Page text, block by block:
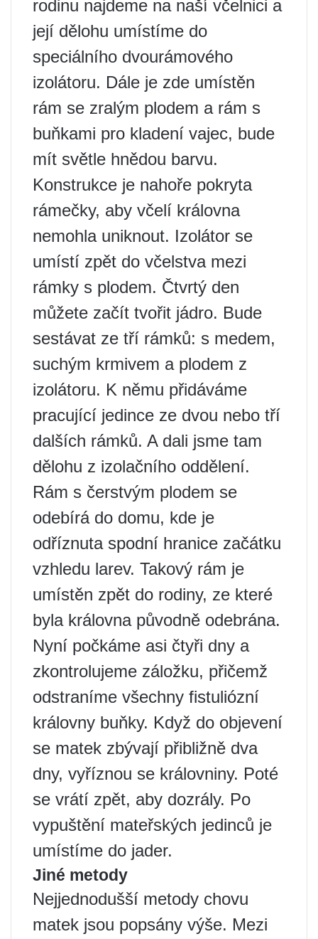
rodinu najdeme na naší včelnici a
její dělohu umístíme do
speciálního dvourámového
izolátoru. Dále je zde umístěn
rám se zralým plodem a rám s
buňkami pro kladení vajec, bude
mít světle hnědou barvu.
Konstrukce je nahoře pokryta
rámečky, aby včelí královna
nemohla uniknout. Izolátor se
umístí zpět do včelstva mezi
rámky s plodem. Čtvrtý den
můžete začít tvořit jádro. Bude
sestávat ze tří rámků: s medem,
suchým krmivem a plodem z
izolátoru. K němu přidáváme
pracující jedince ze dvou nebo tří
dalších rámků. A dali jsme tam
dělohu z izolačního oddělení.
Rám s čerstvým plodem se
odebírá do domu, kde je
odříznuta spodní hranice začátku
vzhledu larev. Takový rám je
umístěn zpět do rodiny, ze které
byla královna původně odebrána.
Nyní počkáme asi čtyři dny a
zkontrolujeme záložku, přičemž
odstraníme všechny fistuliózní
královny buňky. Když do objevení
se matek zbývají přibližně dva
dny, vyříznou se královniny. Poté
se vrátí zpět, aby dozrály. Po
vypuštění mateřských jedinců je
umístíme do jader.
Jiné metody
Nejjednodušší metody chovu
matek jsou popsány výše. Mezi